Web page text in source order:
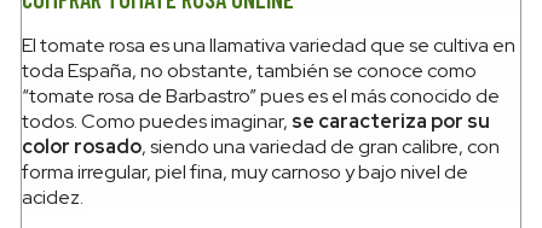
El tomate rosa es una llamativa variedad que se cultiva en
toda España, no obstante, también se conoce como
“tomate rosa de Barbastro” pues es el más conocido de
todos. Como puedes imaginar, se caracteriza por su
color rosado, siendo una variedad de gran calibre, con
forma irregular, piel fina, muy carnoso y bajo nivel de
acidez.